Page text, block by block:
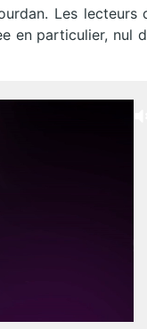
Les lecteurs
en particulier, nul